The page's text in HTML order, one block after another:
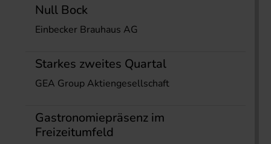
Null Bock
Einbecker Brauhaus AG
Starkes zweites Quartal
GEA Group Aktiengesellschaft
Gastronomiepräsenz im
Freizeitumfeld